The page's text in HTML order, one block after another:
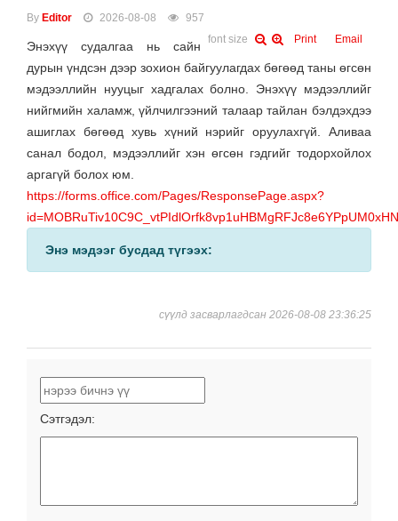
By Editor 2026-08-08
957
font size
Print Email
Энэхүү судалгаа нь сайн
дурын үндсэн дээр зохион байгуулагдах бөгөөд таны өгсөн
мэдээллийн нууцыг хадгалах болно. Энэхүү мэдээллийг
нийгмийн халамж, үйлчилгээний талаар тайлан бэлдэхдээ
ашиглах бөгөөд хувь хүний нэрийг оруулахгүй. Аливаа
санал бодол, мэдээллийг хэн өгсөн гэдгийг тодорхойлох
аргагүй болох юм.
https://forms.office.com/Pages/ResponsePage.aspx?
Энэ мэдээг бусдад түгээх:
сүүлд засварлагдсан 2026-08-08 23:36:25
Сэтгэдэл: